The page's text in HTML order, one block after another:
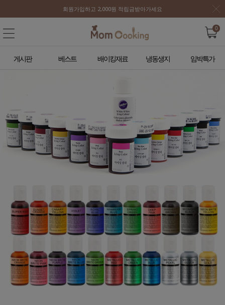
회원가입하고 2,000원 적립금받아가세요
0
게시판 베스트 배이킹재료 냉동생지 임박특가